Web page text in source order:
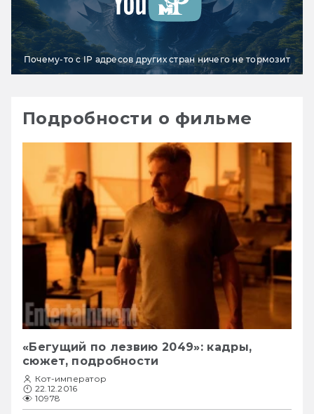
Почему-то с IP адресов других стран ничего не тормозит
Подробности о фильме
«Бегущий по лезвию 2049»: кадры,
сюжет, подробности
Кот-император
22.12.2016
10978